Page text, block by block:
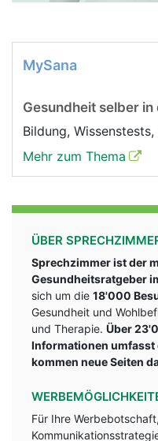
MySana
Gesundheit selber
Bildung,
Mehr zum Thema
ÜBER
Sprechzimmer ist der
Gesundheitsratgeber
sich um die 18'000
Gesundheit und
und Therapie. Über
Informationen umfasst
kommen neue Seiten
Für Ihre